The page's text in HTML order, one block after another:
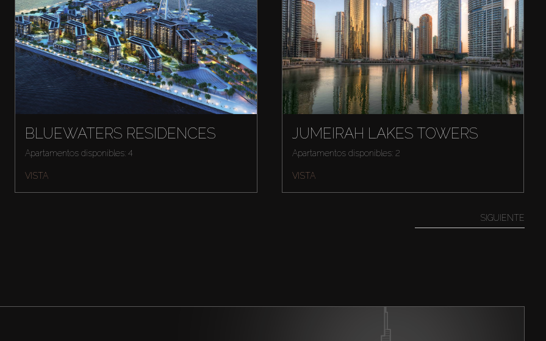
BLUEWATERS RESIDENCES
Apartamentos disponibles: 4
VISTA
JUMEIRAH LAKES TOWERS
Apartamentos disponibles: 2
VISTA
SIGUIENTE